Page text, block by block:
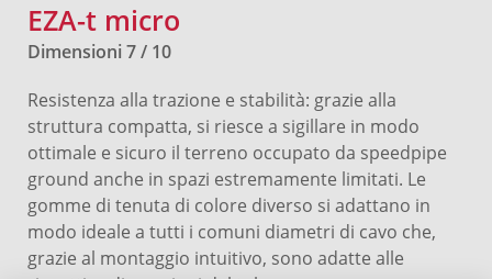
EZA-t micro
Dimensioni 7 / 10
Resistenza alla trazione e stabilità: grazie alla
struttura compatta, si riesce a sigillare in modo
ottimale e sicuro il terreno occupato da speedpipe
ground anche in spazi estremamente limitati. Le
gomme di tenuta di colore diverso si adattano in
modo ideale a tutti i comuni diametri di cavo che,
grazie al montaggio intuitivo, sono adatte alle